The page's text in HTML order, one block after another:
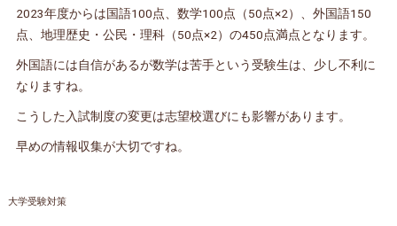
2023年度からは国語100点、数学100点（50点×2）、外国語150
点、地理歴史・公民・理科（50点×2）の450点満点となります。
外国語には自信があるが数学は苦手という受験生は、少し不利に
なりますね。
こうした入試制度の変更は志望校選びにも影響があります。
早めの情報収集が大切ですね。
大学受験対策